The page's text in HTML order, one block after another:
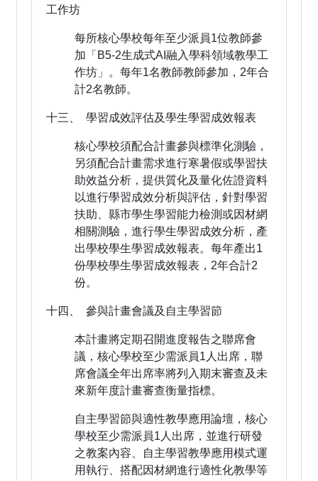
工作坊
每所核心學校每年至少派員1位教師參
加「B5-2生成式AI融入學科領域教學工
作坊」。每年1名教師教師參加，2年合
計2名教師。
十三、 學習成效評估及學生學習成效報表
核心學校須配合計畫參與標準化測驗，
另須配合計畫需求進行寒暑假或學習扶
助效益分析，提供質化及量化佐證資料
以進行學習成效分析與評估，針對學習
扶助、縣市學生學習能力檢測或因材網
相關測驗，進行學生學習成效分析，產
出學校學生學習成效報表。每年產出1
份學校學生學習成效報表，2年合計2
份。
十四、 參與計畫會議及自主學習節
本計畫將定期召開進度報告之聯席會
議，核心學校至少需派員1人出席，聯
席會議全年出席率將列入期末審查及未
來新年度計畫審查衡量指標。
自主學習節與適性教學應用論壇，核心
學校至少需派員1人出席，並進行研發
之教案內容、自主學習教學應用模式運
用執行、搭配因材網進行適性化教學等